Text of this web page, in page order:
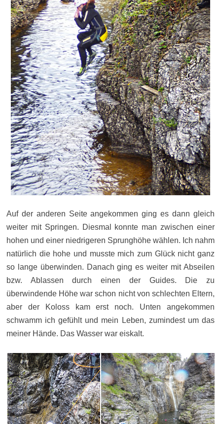
Auf der anderen Seite angekommen ging es dann gleich
weiter mit Springen. Diesmal konnte man zwischen einer
hohen und einer niedrigeren Sprunghöhe wählen. Ich nahm
natürlich die hohe und musste mich zum Glück nicht ganz
so lange überwinden. Danach ging es weiter mit Abseilen
bzw. Ablassen durch einen der Guides. Die zu
überwindende Höhe war schon nicht von schlechten Eltern,
aber der Koloss kam erst noch. Unten angekommen
schwamm ich gefühlt und mein Leben, zumindest um das
meiner Hände. Das Wasser war eiskalt.